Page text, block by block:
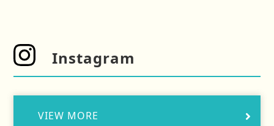
Instagram
VIEW MORE